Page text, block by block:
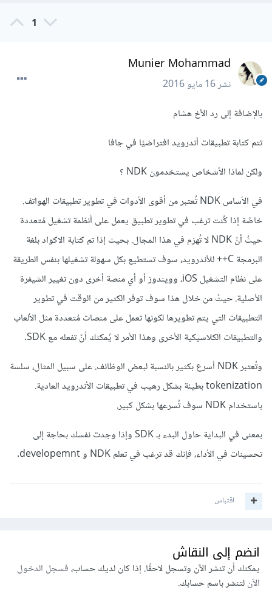
1
Munier Mohammad
نشر16 مايو 2016
بالإضافة إلى رد الأخ هشام
تتم كتابة تطبيقات أندرويد افتراضيًا في جافا
ولكن لماذا الأشخاص يستخدمون NDK ؟
في الأساس NDK تُعتبر من أقوى الأدوات في تطوير تطبيقات الهواتف.
خاصًة إذا كُنت ترغب في تطوير تطبيق يعمل على أنظمة تشغيل مُتعددة
حيثُ أنّ NDK لا تُهزم في هذا المجال. بحيث إذا تم كتابة الاكواد بلغة
البرمجة C++ للأندرويد، سوف تستطيع بكل سهولة تشغيلها بنفس الطريقة
على نظام التشغيل iOS، وويندوز أو أي منصة أخرى دون تغيير الشيفرة
الأصلية. حيثُ من خلال هذا سوف توفر الكثير من الوقت في تطوير
التطبيقات التي يتم تطويرها لكونها تعمل على منصات مُتعددة مثل الألعاب
والتطبيقات الكلاسيكية الأخرى وهذا الأمر لا يُمكنك أنّ تفعله مع SDK.
وتُعتبر NDK أسرع بكثير بالنسبة لبعض الوظائف. على سبيل المثال، سلسة
tokenization بطيئة بشكل رهيب في تطبيقات الأندرويد العادية.
باستخدام NDK سوف تُسرعها بشكل كبير.
بمعنى في البداية حاول البدء بـ SDK وإذا وجدت نفسك بحاجة إلى
تحسينات في الأداء، فإنك قد ترغب في تعلم NDK و
developemnt
.
اقتباس
انضم إلى النقاش
يمكنك أن تنشر الآن وتسجل لاحقًا. إذا كان لديك حساب،فسجل الدخول
الآنلتنشر باسم حسابك.